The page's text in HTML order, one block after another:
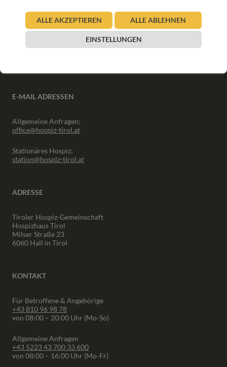
Downloads
Interner Bereich
Partner
E-MAIL ADRESSEN
Allgemeine Anfragen:
office@hospiz-tirol.at
Stationäres Hospiz:
station@hospiz-tirol.at
ADRESSE
Tiroler Hospiz-Gemeinschaft
Hospizhaus Tirol
Milser Straße 23
6060 Hall in Tirol
KONTAKT
Für Betroffene & Angehörige
+43 810 96 98 78
von 08:00 – 20:00 Uhr (Mo-So)
Allgemeine Anfragen
+43 5223 43 700 33 600
von 08:00 – 16:00 Uhr (Mo-Fr)
ALLE AKZEPTIEREN ALLE ABLEHNEN
EINSTELLUNGEN